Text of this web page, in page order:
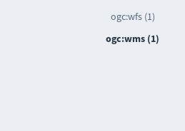
ogc:wfs (1)
ogc:wms (1)